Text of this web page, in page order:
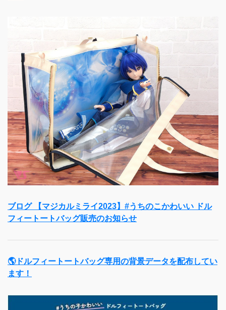
ブログ 【マジカルミライ2023】#うちのこかわいい ドル
フィートートバッグ販売のお知らせ
🌎ドルフィートートバッグ専用の背景データを配布してい
ます！